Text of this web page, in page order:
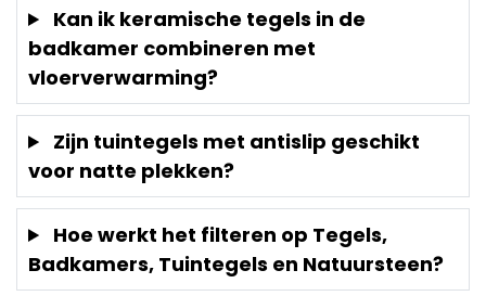
Kan ik keramische tegels in de
badkamer combineren met
vloerverwarming?
Zijn tuintegels met antislip geschikt
voor natte plekken?
Hoe werkt het filteren op Tegels,
Badkamers, Tuintegels en Natuursteen?